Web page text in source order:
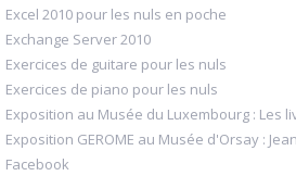
Excel 2010 pour les nuls en poche
Exchange Server 2010
Exercices de guitare pour les nuls
Exercices de piano pour les nuls
Exposition au Musée du Luxembourg : Les
Exposition GEROME au Musée d'Orsay :
Facebook